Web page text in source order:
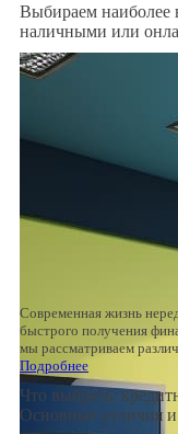
Выбираем наиболее
наличными или
Современная жизнь
быстрого получения
мы рассматриваем
Подробнее
Что выбрать:
Основные отличия